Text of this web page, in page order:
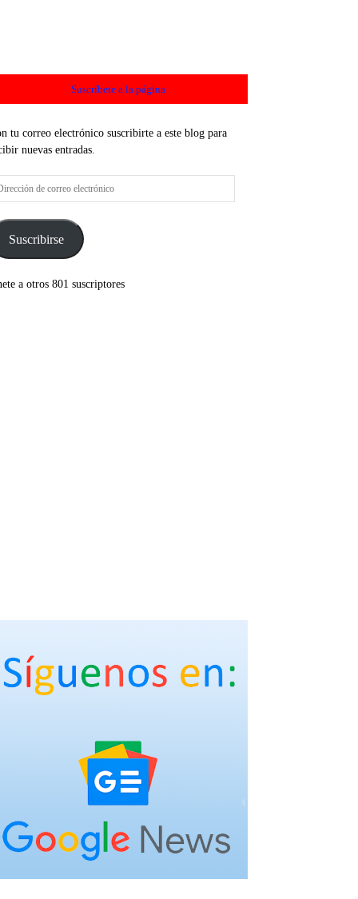
Suscríbete a la página
tu correo electrónico suscribirte a este blog para
nuevas entradas.
Suscribirse
a otros 801 suscriptores